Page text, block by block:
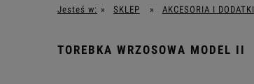
Jesteś w: » SKLEP » AKCESORIA I DODATKI
TOREBKA WRZOSOWA MODEL II